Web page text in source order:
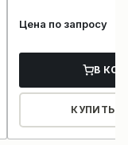
Цена по запросу
В
КУПИТЬ В